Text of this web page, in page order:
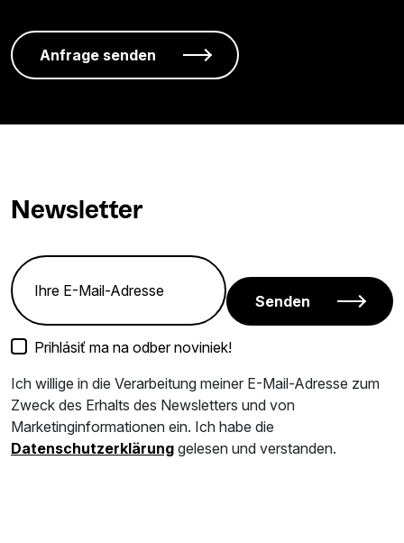
Newsletter
Senden
Prihlásiť ma na odber noviniek!
Ich willige in die Verarbeitung meiner E-Mail-Adresse zum
Zweck des Erhalts des Newsletters und von
Marketinginformationen ein. Ich habe die
Datenschutzerklärung gelesen und verstanden.